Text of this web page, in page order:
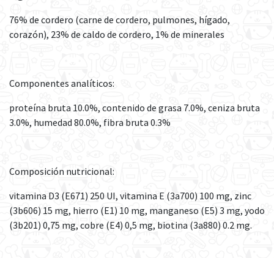
76% de cordero (carne de cordero, pulmones, hígado,
corazón), 23% de caldo de cordero, 1% de minerales
Componentes analíticos:
proteína bruta 10.0%, contenido de grasa 7.0%, ceniza bruta
3.0%, humedad 80.0%, fibra bruta 0.3%
Composición nutricional:
vitamina D3 (E671) 250 UI, vitamina E (3a700) 100 mg, zinc
(3b606) 15 mg, hierro (E1) 10 mg, manganeso (E5) 3 mg, yodo
(3b201) 0,75 mg, cobre (E4) 0,5 mg, biotina (3a880) 0.2 mg.